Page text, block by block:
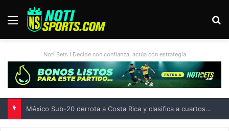
Menú
Noti Bets I Decide con confianza, actúa con estrategia
México Sub-20 derrota a Costa Rica y clasifica a cuartos del Campeonato Sub-20 de Concacaf